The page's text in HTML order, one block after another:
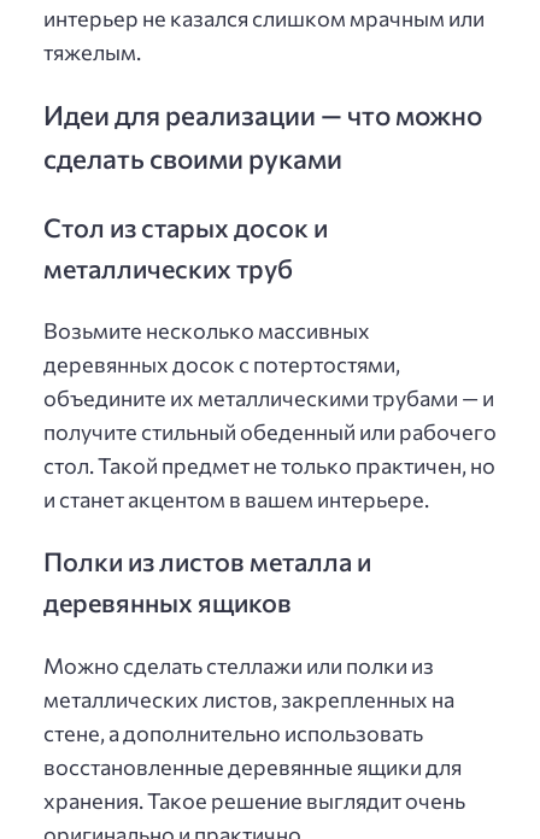
интерьер не казался слишком мрачным или
тяжелым.
Идеи для реализации — что можно
сделать своими руками
Стол из старых досок и
металлических труб
Возьмите несколько массивных
деревянных досок с потертостями,
объедините их металлическими трубами — и
получите стильный обеденный или рабочего
стол. Такой предмет не только практичен, но
и станет акцентом в вашем интерьере.
Полки из листов металла и
деревянных ящиков
Можно сделать стеллажи или полки из
металлических листов, закрепленных на
стене, а дополнительно использовать
восстановленные деревянные ящики для
хранения. Такое решение выглядит очень